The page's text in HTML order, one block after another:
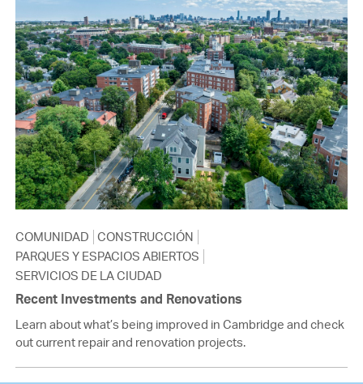
COMUNIDAD CONSTRUCCIÓN
PARQUES Y ESPACIOS ABIERTOS
SERVICIOS DE LA CIUDAD
Recent Investments and Renovations
Learn about what’s being improved in Cambridge and check
out current repair and renovation projects.